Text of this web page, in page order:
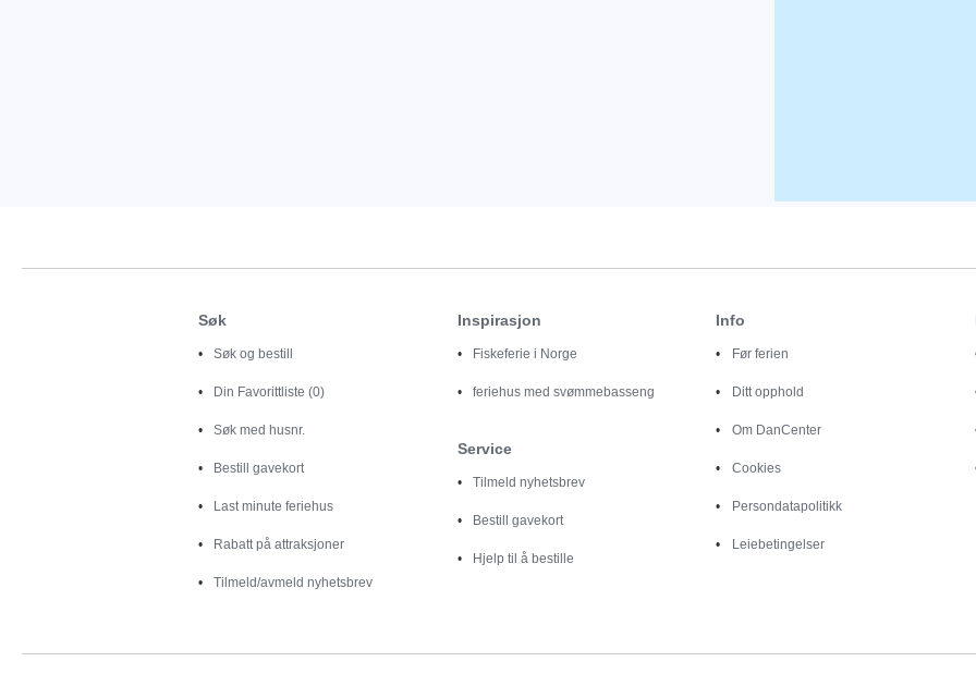
Søk
Søk og bestill
Din Favorittliste (0)
Søk med husnr.
Bestill gavekort
Last minute feriehus
Rabatt på attraksjoner
Tilmeld/avmeld nyhetsbrev
Inspirasjon
Fiskeferie i Norge
feriehus med svømmebasseng
Service
Tilmeld nyhetsbrev
Bestill gavekort
Hjelp til å bestille
Info
Før ferien
Ditt opphold
Om DanCenter
Cookies
Persondatapolitikk
Leiebetingelser